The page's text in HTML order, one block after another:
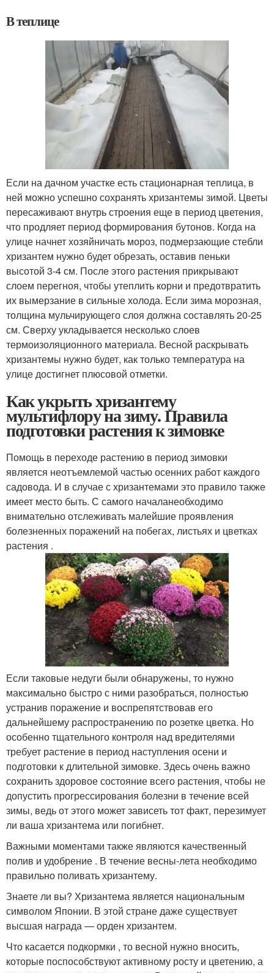
В теплице
Если на дачном участке есть стационарная теплица, в
ней можно успешно сохранять хризантемы зимой. Цветы
пересаживают внутрь строения еще в период цветения,
что продляет период формирования бутонов. Когда на
улице начнет хозяйничать мороз, подмерзающие стебли
хризантем нужно будет обрезать, оставив пеньки
высотой 3-4 см. После этого растения прикрывают
слоем перегноя, чтобы утеплить корни и предотвратить
их вымерзание в сильные холода. Если зима морозная,
толщина мульчирующего слоя должна составлять 20-25
см. Сверху укладывается несколько слоев
термоизоляционного материала. Весной раскрывать
хризантемы нужно будет, как только температура на
улице достигнет плюсовой отметки.
Как укрыть хризантему
мультифлору на зиму. Правила
подготовки растения к зимовке
Помощь в переходе растению в период зимовки
является неотъемлемой частью осенних работ каждого
садовода. И в случае с хризантемами это правило также
имеет место быть. С самого началанеобходимо
внимательно отслеживать малейшие проявления
болезненных поражений на побегах, листьях и цветках
растения .
Если таковые недуги были обнаружены, то нужно
максимально быстро с ними разобраться, полностью
устранив поражение и воспрепятствовав его
дальнейшему распространению по розетке цветка. Но
особенно тщательного контроля над вредителями
требует растение в период наступления осени и
подготовки к длительной зимовке. Здесь очень важно
сохранить здоровое состояние всего растения, чтобы не
допустить прогрессирования болезни в течение всей
зимы, ведь от этого может зависеть тот факт, перезимует
ли ваша хризантема или погибнет.
Важными моментами также являются качественный
полив и удобрение . В течение весны-лета необходимо
правильно поливать хризантему.
Знаете ли вы? Хризантема является национальным
символом Японии. В этой стране даже существует
высшая награда — орден хризантем.
Что касается подкормки , то весной нужно вносить,
которые поспособствуют активному росту и цветению, а